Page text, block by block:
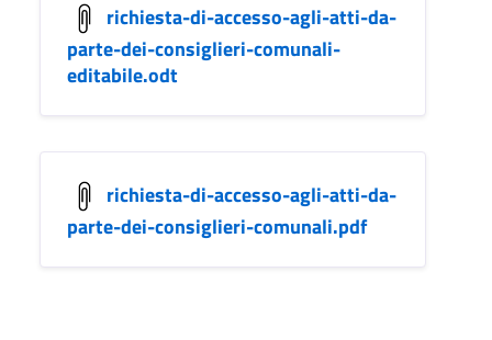
richiesta-di-accesso-agli-atti-da-
parte-dei-consiglieri-comunali-
editabile.odt
richiesta-di-accesso-agli-atti-da-
parte-dei-consiglieri-comunali.pdf